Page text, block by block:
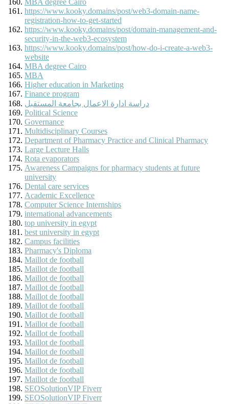
MBA degree Cairo
https://www.kooky.domains/post/web3-domain-name-
registration-how-to-get-started
https://www.kooky.domains/post/domain-management-and-
security-in-the-web3-ecosystem
https://www.kooky.domains/post/how-do-i-create-a-web3-
website
MBA degree Cairo
MBA
Higher education in Marketing
Finance program
دراسة ادارة الاعمال بجامعة المستقبل
Political Science
Governance
Multidisciplinary Courses
Department of Pharmacy Practice and Clinical Pharmacy
Large Lecture Halls
Rota evaporators
Awareness Campaigns for pharmacy students at future
university
Dental care services
Academic Excellence
Computer Science Internships
international advancements
top university in egypt
best university in egypt
Campus facilities
Pharmacy's Diploma
Maillot de football
Maillot de football
Maillot de football
Maillot de football
Maillot de football
Maillot de football
Maillot de football
Maillot de football
Maillot de football
Maillot de football
Maillot de football
Maillot de football
Maillot de football
Maillot de football
SEOSolutionVIP Fiverr
SEOSolutionVIP Fiverr